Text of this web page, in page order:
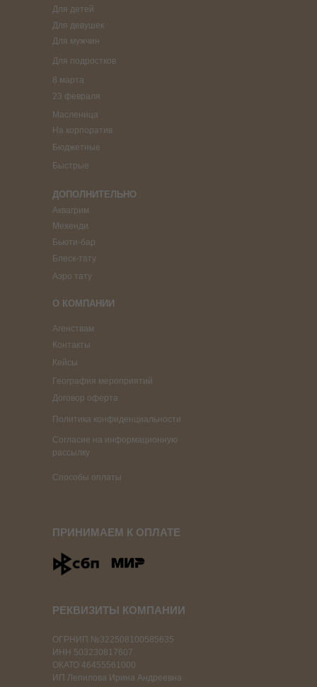
РЕКВИЗИТЫ КОМПАНИИ
ПРИНИМАЕМ К ОПЛАТЕ
О КОМПАНИИ
ДОПОЛНИТЕЛЬНО
Способы оплаты
Согласие на информационную
рассылку
Политика конфиденциальности
Договор оферта
География мероприятий
Кейсы
Контакты
Агенствам
Быстрые
Бюджетные
Аэро тату
Блеск-тату
Бьюти-бар
Мехенди
ОГРНИП №322508100585635
ИНН 503230817607
ОКАТО 46455561000
ИП Лепилова Ирина Андреевна
Аквагрим
На корпоратив
Масленица
23 февраля
8 марта
Для подростков
Для мужчин
Для девушек
Для детей